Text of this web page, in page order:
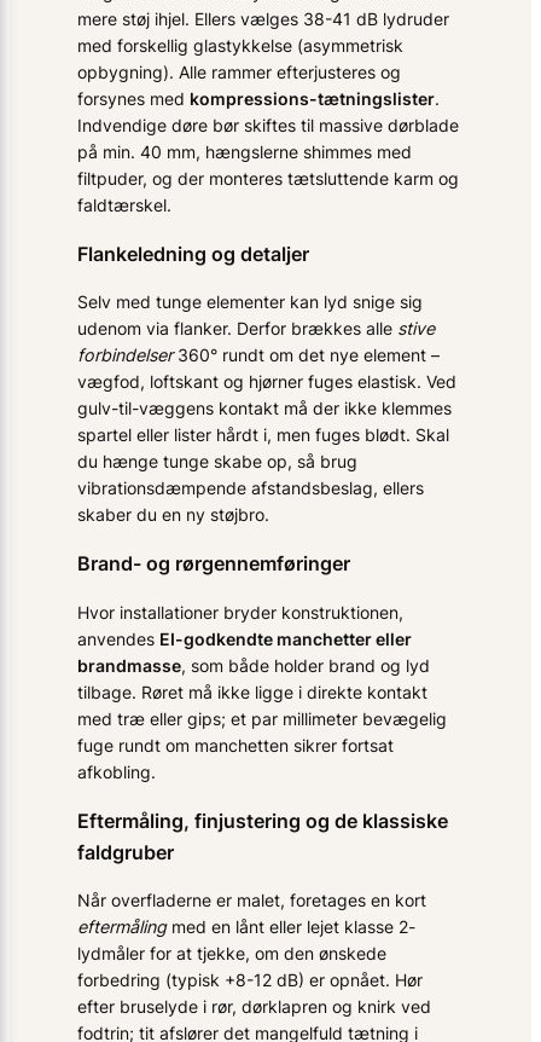
mere støj ihjel. Ellers vælges 38-41 dB lydruder
med forskellig glastykkelse (asymmetrisk
opbygning). Alle rammer efterjusteres og
forsynes med kompressions-tætningslister.
Indvendige døre bør skiftes til massive dørblade
på min. 40 mm, hængslerne shimmes med
filtpuder, og der monteres tætsluttende karm og
faldtærskel.
Flankeledning og detaljer
Selv med tunge elementer kan lyd snige sig
udenom via flanker. Derfor brækkes alle stive
forbindelser360° rundt om det nye element –
vægfod, loftskant og hjørner fuges elastisk. Ved
gulv-til-væggens kontakt må der ikke klemmes
spartel eller lister hårdt i, men fuges blødt. Skal
du hænge tunge skabe op, så brug
vibrationsdæmpende afstandsbeslag, ellers
skaber du en ny støjbro.
Brand- og rørgennemføringer
Hvor installationer bryder konstruktionen,
anvendes EI-godkendte manchetter eller
brandmasse, som både holder brand og lyd
tilbage. Røret må ikke ligge i direkte kontakt
med træ eller gips; et par millimeter bevægelig
fuge rundt om manchetten sikrer fortsat
afkobling.
Eftermåling, finjustering og de klassiske
faldgruber
Når overfladerne er malet, foretages en kort
eftermålingmed en lånt eller lejet klasse 2-
lydmåler for at tjekke, om den ønskede
forbedring (typisk +8-12 dB) er opnået. Hør
efter bruselyde i rør, dørklapren og knirk ved
fodtrin; tit afslører det mangelfuld tætning i